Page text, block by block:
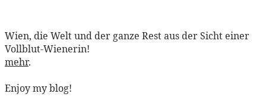
Wien, die Welt und der ganze Rest aus der Sicht einer
Vollblut-Wienerin!
mehr.
Enjoy my blog!